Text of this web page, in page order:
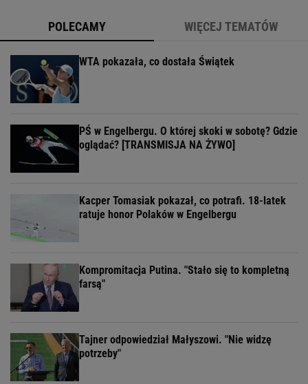
POLECAMY WIĘCEJ TEMATÓW
WTA pokazała, co dostała Świątek
PŚ w Engelbergu. O której skoki w sobotę? Gdzie
oglądać? [TRANSMISJA NA ŻYWO]
Kacper Tomasiak pokazał, co potrafi. 18-latek
ratuje honor Polaków w Engelbergu
Kompromitacja Putina. "Stało się to kompletną
farsą"
Tajner odpowiedział Małyszowi. "Nie widzę
potrzeby"